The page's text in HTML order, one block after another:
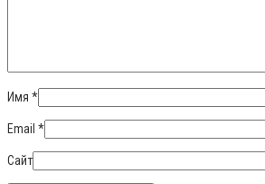
Имя *
Email *
Сайт